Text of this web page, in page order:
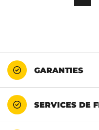
GARANTIES
SERVICES DE